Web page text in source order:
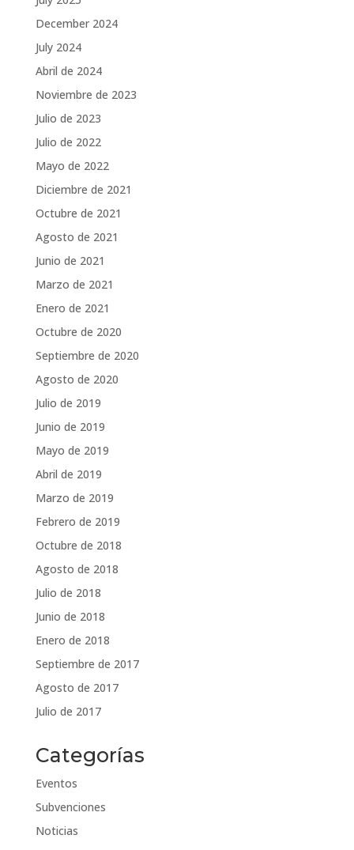
December 2024
July 2024
Abril de 2024
Noviembre de 2023
Julio de 2023
Julio de 2022
Mayo de 2022
Diciembre de 2021
Octubre de 2021
Agosto de 2021
Junio de 2021
Marzo de 2021
Enero de 2021
Octubre de 2020
Septiembre de 2020
Agosto de 2020
Julio de 2019
Junio de 2019
Mayo de 2019
Abril de 2019
Marzo de 2019
Febrero de 2019
Octubre de 2018
Agosto de 2018
Julio de 2018
Junio de 2018
Enero de 2018
Septiembre de 2017
Agosto de 2017
Julio de 2017
Categorías
Eventos
Subvenciones
Noticias